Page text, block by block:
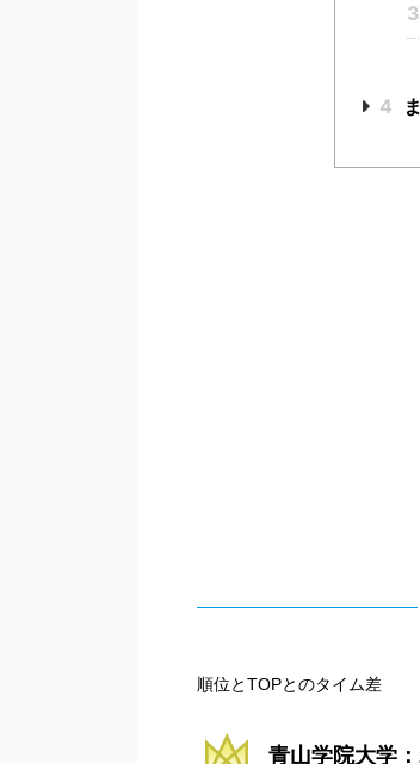
4
順位とTOPとのタイム差
青山学院大学